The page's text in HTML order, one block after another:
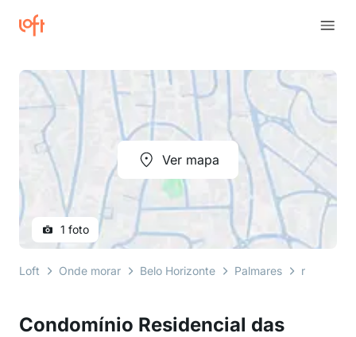
Condomínio Residencial das
Ver mapa
1 foto
Loft Onde morar Belo Horizonte Palmares rua